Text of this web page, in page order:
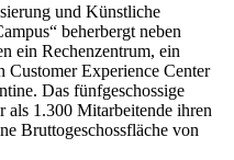
und Künstliche
beherbergt neben
ein Rechenzentrum, ein
Customer Experience Center
Das fünfgeschossige
als 1.300 Mitarbeitende ihren
Bruttogeschossfläche von